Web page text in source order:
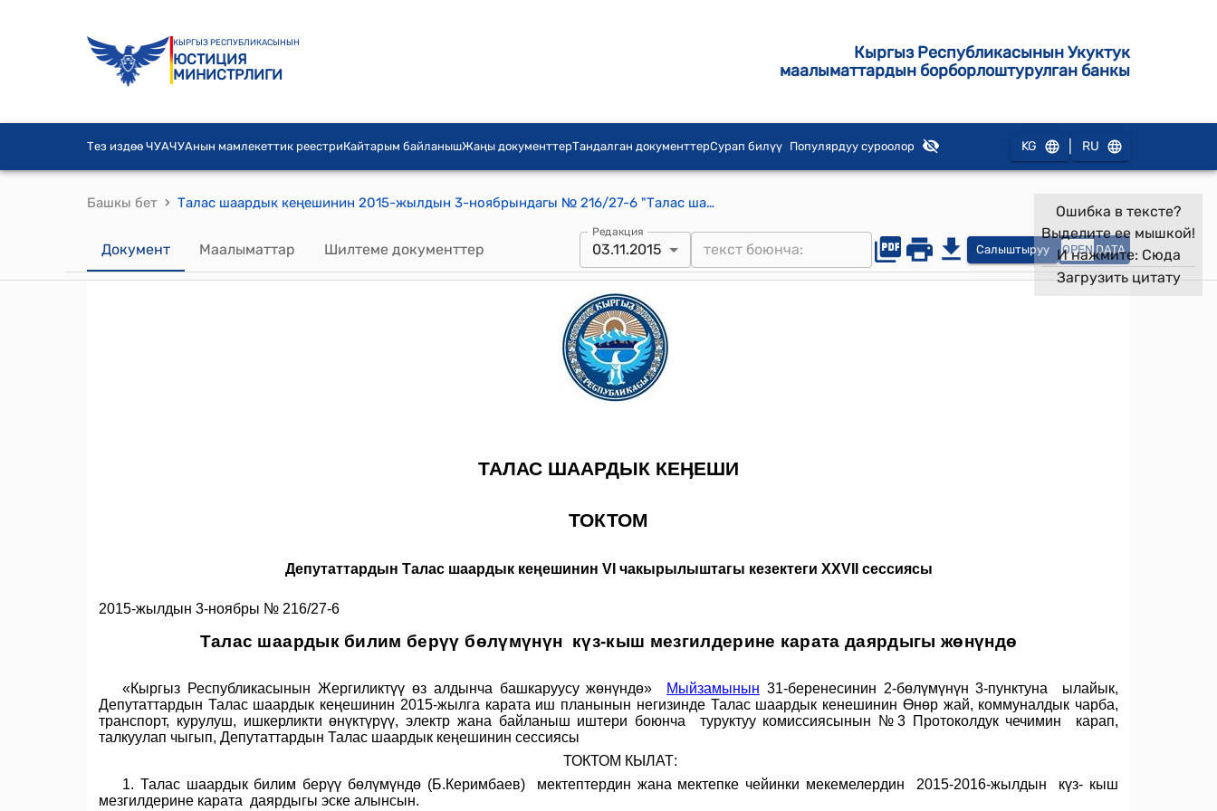
КЫРГЫЗ РЕСПУБЛИКАСЫНЫН
ЮСТИЦИЯ
МИНИСТРЛИГИ
Кыргыз Республикасынын Укуктук
маалыматтардын борборлоштурулган банкы
Тез издөө ЧУАЧУАнын мамлекеттик реестриКайтарым байланышЖаңы документтерТандалган документтерСурап билүү Популярдуу суроолор KG RU
Башкы бет › Талас шаардык кеңешинин 2015-жылдын 3-ноябрындагы № 216/27-6 "Талас шаардык билим берүү бөлүмүнүн күз-кыш мезгилдерине карата даярдыгы жөнүндө" токтому
Документ Маалыматтар Шилтеме документтер
Редакция
03.11.2015 Салыштыруу OPEN DATA
Ошибка в тексте?
Выделите ее мышкой!
И нажмите: Сюда
Загрузить цитату